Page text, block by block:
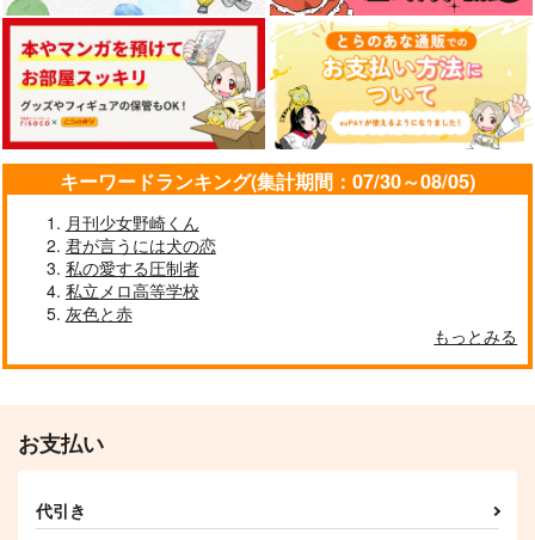
場地圭介×松野千冬
サンプル
作品詳細
場地圭介×松野千冬
サンプル
作品詳細
松野千冬×場地圭介
サンプル
作品詳細
鉢植え23℃
715
松野千冬×場地圭介
25:00
松野千冬×場地圭介
キーワードランキング(集計期間：07/30～08/05)
月刊少女野崎くん
君が言うには犬の恋
私の愛する圧制者
私立メロ高等学校
灰色と赤
もっとみる
お支払い
代引き